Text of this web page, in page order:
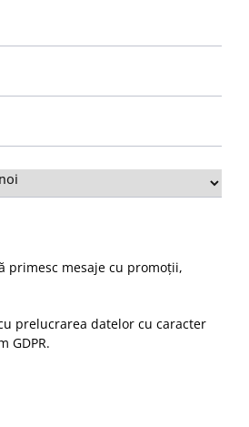
primesc mesaje cu promoții,
prelucrarea datelor cu caracter
GDPR.